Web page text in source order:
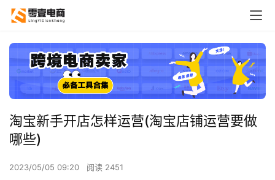
淘宝新手开店怎样运营(淘宝店铺运营要做
哪些)
2023/05/05 09:20 阅读 2451